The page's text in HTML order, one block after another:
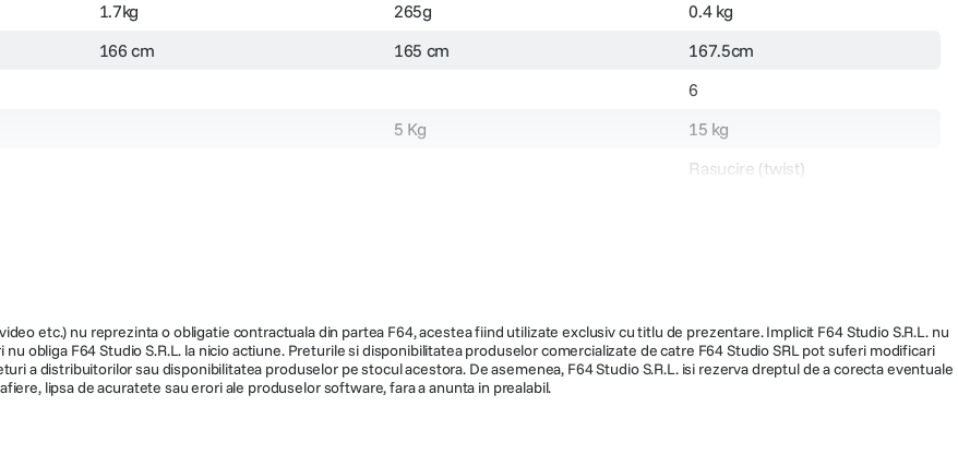
1.7kg 265g
0.4 kg
166 cm 165 cm
167.5cm
6
5 Kg
15 kg
Rasucire (twist)
44 cm
43.2 cm
etc.) nu reprezinta o obligatie contractuala din partea F64, acestea fiind utilizate exclusiv cu titlu de prezentare. Implicit F64 Studio S.R.L. nu
obliga F64 Studio S.R.L. la nicio actiune. Preturile si disponibilitatea produselor comercializate de catre F64 Studio SRL pot suferi modificari
a distribuitorilor sau disponibilitatea produselor pe stocul acestora. De asemenea, F64 Studio S.R.L. isi rezerva dreptul de a corecta eventuale
lipsa de acuratete sau erori ale produselor software, fara a anunta in prealabil.